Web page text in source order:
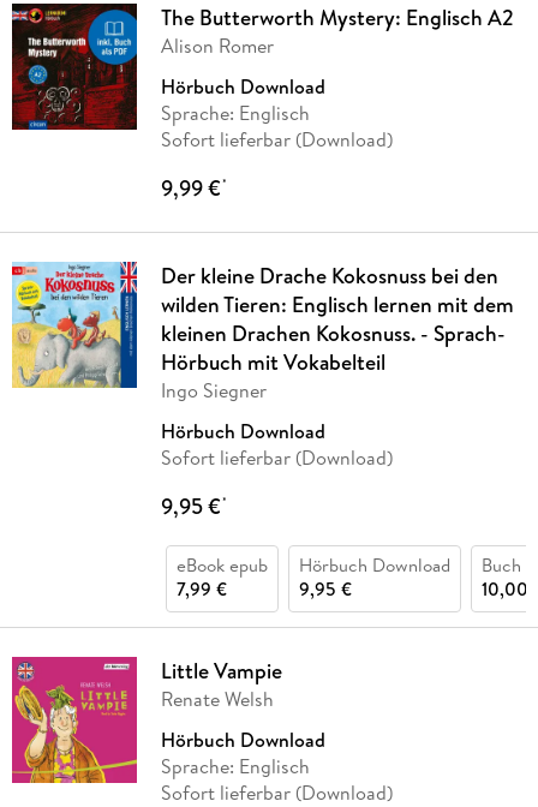
The Butterworth Mystery: Englisch A2
Alison Romer
Hörbuch Download
Sprache: Englisch
Sofort lieferbar (Download)
9,99 €*
Der kleine Drache Kokosnuss bei den
wilden Tieren: Englisch lernen mit dem
kleinen Drachen Kokosnuss. - Sprach-
Hörbuch mit Vokabelteil
Ingo Siegner
Hörbuch Download
Sofort lieferbar (Download)
9,95 €*
eBook epub
7,99 €
Hörbuch Download
9,95 €
Buch
10,00
Little Vampie
Renate Welsh
Hörbuch Download
Sprache: Englisch
Sofort lieferbar (Download)